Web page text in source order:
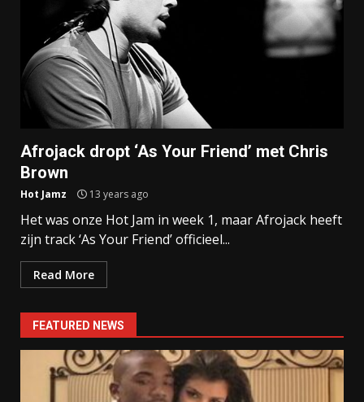
Afrojack dropt ‘As Your Friend’ met Chris
Brown
Hot Jamz 13 years ago
Het was onze Hot Jam in week 1, maar Afrojack heeft
zijn track ‘As Your Friend’ officieel...
Read More
FEATURED NEWS